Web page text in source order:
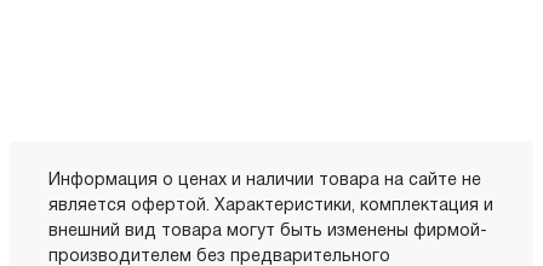
Информация о ценах и наличии товара на сайте не
является офертой. Характеристики, комплектация и
внешний вид товара могут быть изменены фирмой-
производителем без предварительного